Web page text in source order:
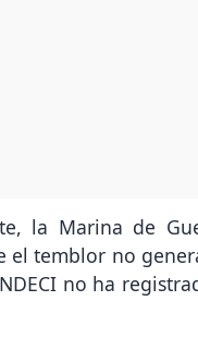
la Marina de
el temblor no
no ha